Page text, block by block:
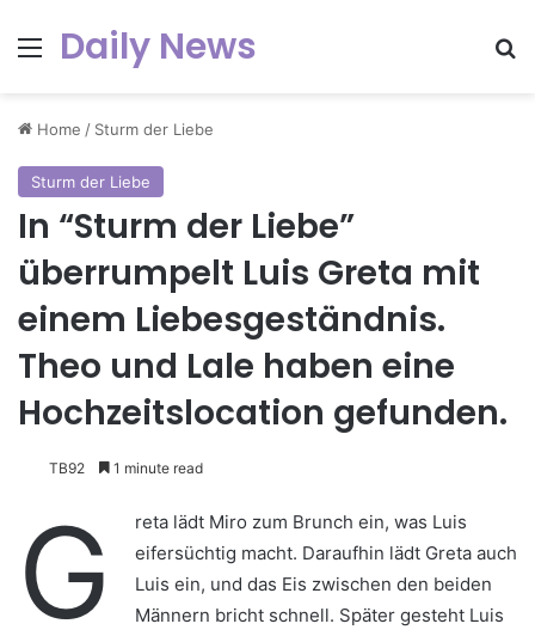
Menu
Daily News
Home / Sturm der Liebe
Sturm der Liebe
In “Sturm der Liebe”
überrumpelt Luis Greta mit
einem Liebesgeständnis.
Theo und Lale haben eine
Hochzeitslocation gefunden.
TB92 1 minute read
G
reta lädt Miro zum Brunch ein, was Luis
eifersüchtig macht. Daraufhin lädt Greta auch
Luis ein, und das Eis zwischen den beiden
Männern bricht schnell. Später gesteht Luis